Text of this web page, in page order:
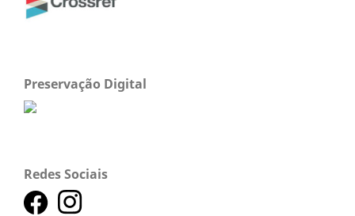
Preservação Digital
Redes Sociais